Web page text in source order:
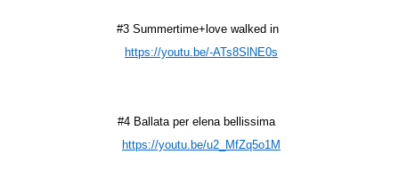
#3 Summertime+love walked in
https://youtu.be/-ATs8SlNE0s
#4 Ballata per elena bellissima
https://youtu.be/u2_MfZq5o1M